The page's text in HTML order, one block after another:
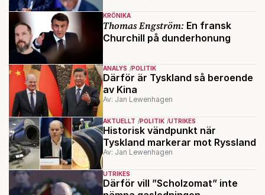
KRÖNIKA
Thomas Engström: En fransk
Churchill på dunderhonung
ANALYS POLITIK
Därför är Tyskland så beroende
av Kina
Av: Jan Lewenhagen
AKTUELLT POLITIK UTRIKES
Historisk vändpunkt när
Tyskland markerar mot Ryssland
Av: Jan Lewenhagen
UTRIKES
Därför vill ”Scholzomat” inte